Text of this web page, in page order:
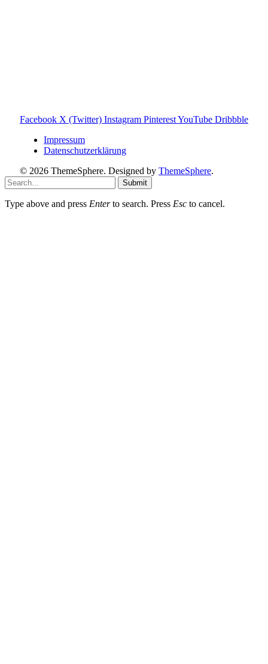
Facebook X (Twitter) Instagram PinterestYouTube Dribbble
Impressum
Datenschutzerklärung
© 2026 ThemeSphere. Designed by ThemeSphere.
Submit
Type above and press Enterto search. Press Esc to cancel.